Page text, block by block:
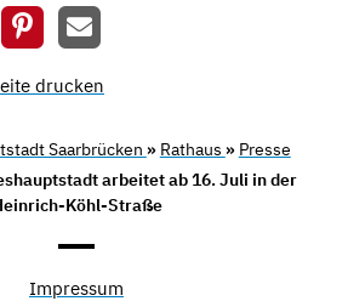
drucken
Saarbrücken » Rathaus » Presse
arbeitet ab 16. Juli in der
Köhl-Straße
Impressum